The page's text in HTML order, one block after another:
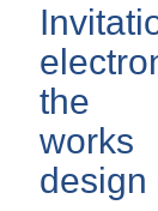
the
design